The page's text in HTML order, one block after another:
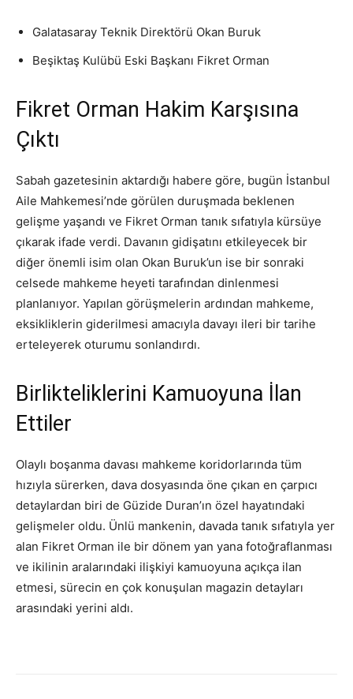
Galatasaray Teknik Direktörü Okan Buruk
Beşiktaş Kulübü Eski Başkanı Fikret Orman
Fikret Orman Hakim Karşısına
Çıktı
Sabah gazetesinin aktardığı habere göre, bugün İstanbul
Aile Mahkemesi’nde görülen duruşmada beklenen
gelişme yaşandı ve Fikret Orman tanık sıfatıyla kürsüye
çıkarak ifade verdi. Davanın gidişatını etkileyecek bir
diğer önemli isim olan Okan Buruk’un ise bir sonraki
celsede mahkeme heyeti tarafından dinlenmesi
planlanıyor. Yapılan görüşmelerin ardından mahkeme,
eksikliklerin giderilmesi amacıyla davayı ileri bir tarihe
erteleyerek oturumu sonlandırdı.
Birlikteliklerini Kamuoyuna İlan
Ettiler
Olaylı boşanma davası mahkeme koridorlarında tüm
hızıyla sürerken, dava dosyasında öne çıkan en çarpıcı
detaylardan biri de Güzide Duran’ın özel hayatındaki
gelişmeler oldu. Ünlü mankenin, davada tanık sıfatıyla yer
alan Fikret Orman ile bir dönem yan yana fotoğraflanması
ve ikilinin aralarındaki ilişkiyi kamuoyuna açıkça ilan
etmesi, sürecin en çok konuşulan magazin detayları
arasındaki yerini aldı.